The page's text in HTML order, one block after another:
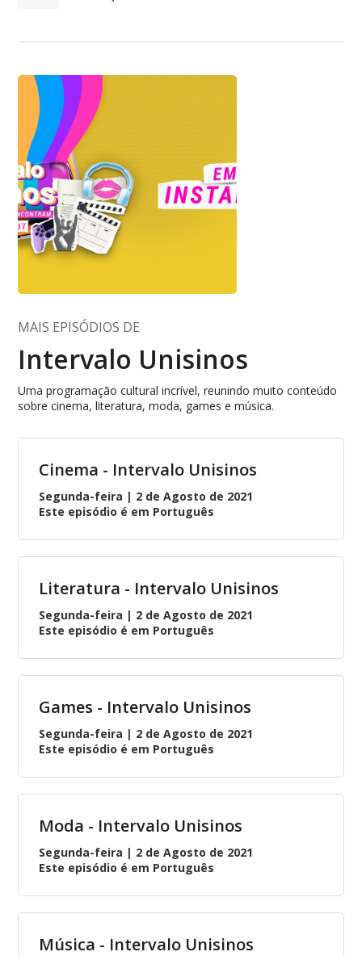
MAIS EPISÓDIOS DE
Intervalo Unisinos
Uma programação cultural incrível, reunindo muito conteúdo
sobre cinema, literatura, moda, games e música.
Cinema - Intervalo Unisinos
Segunda-feira | 2 de Agosto de 2021
Este episódio é em Português
Literatura - Intervalo Unisinos
Segunda-feira | 2 de Agosto de 2021
Este episódio é em Português
Games - Intervalo Unisinos
Segunda-feira | 2 de Agosto de 2021
Este episódio é em Português
Moda - Intervalo Unisinos
Segunda-feira | 2 de Agosto de 2021
Este episódio é em Português
Música - Intervalo Unisinos